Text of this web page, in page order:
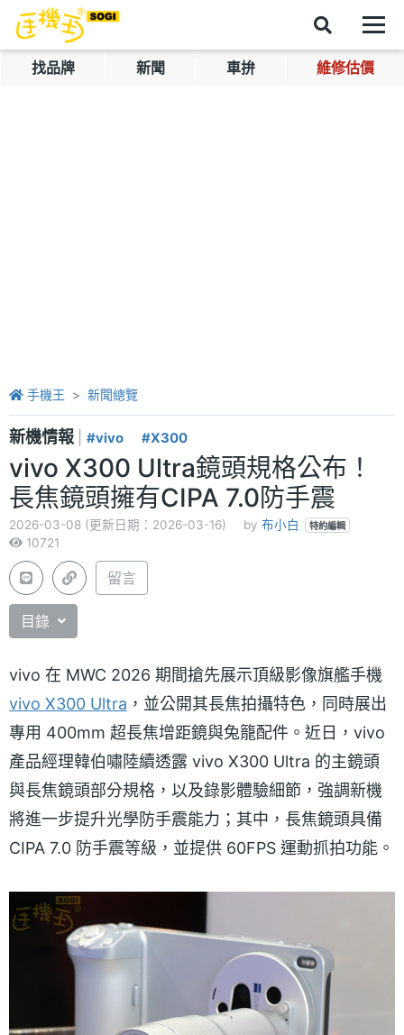
找品牌 新聞 車拚 維修估價
手機王 新聞總覽
新機情報 #vivo #X300
vivo X300 Ultra鏡頭規格公布！
長焦鏡頭擁有CIPA 7.0防手震
2026-03-08 (更新日期：2026-03-16) by 布小白 特約編輯
10721
留言
目錄
vivo 在 MWC 2026 期間搶先展示頂級影像旗艦手機
vivo X300 Ultra ，並公開其長焦拍攝特色，同時展出
專用 400mm 超長焦增距鏡與兔籠配件。近日，vivo
產品經理韓伯嘯陸續透露 vivo X300 Ultra 的主鏡頭
與長焦鏡頭部分規格，以及錄影體驗細節，強調新機
將進一步提升光學防手震能力；其中，長焦鏡頭具備
CIPA 7.0 防手震等級，並提供 60FPS 運動抓拍功能。